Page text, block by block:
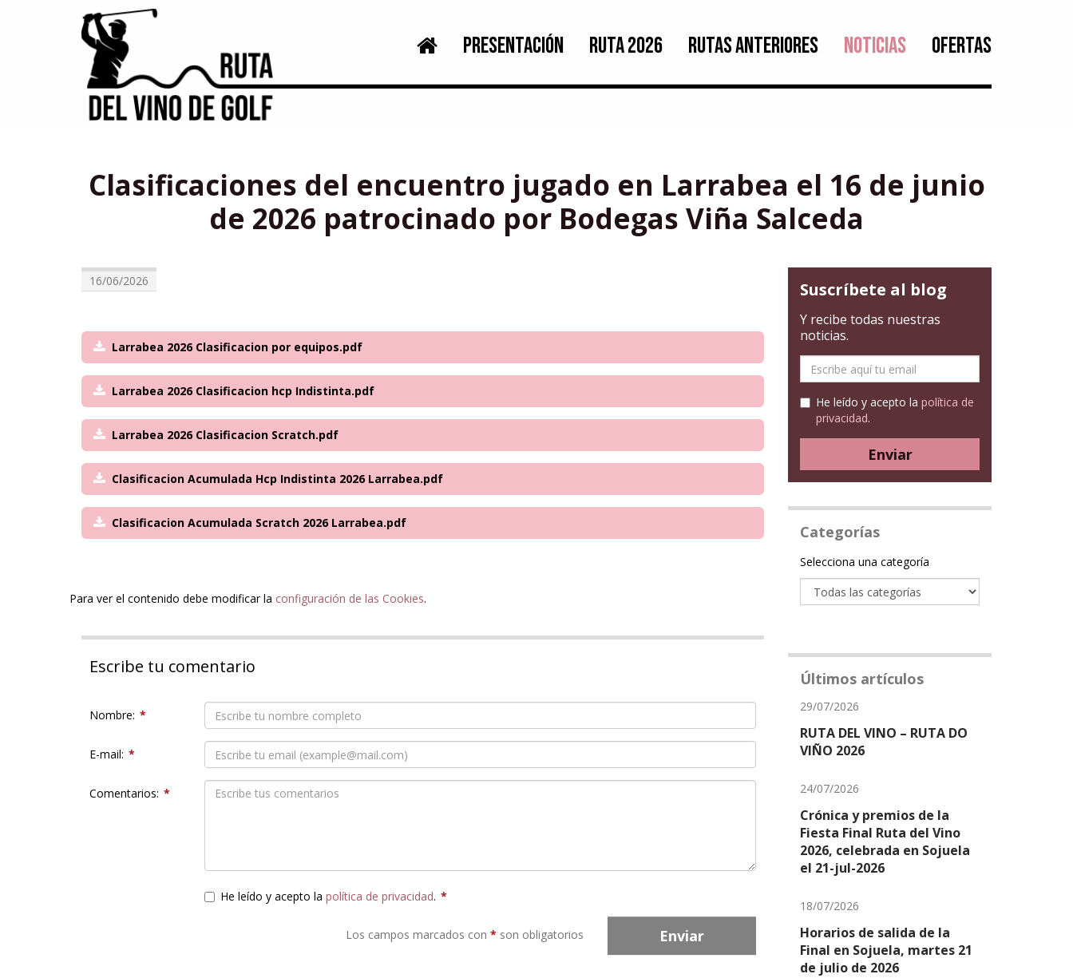
PRESENTACIÓN RUTA 2026 RUTAS ANTERIORES NOTICIAS OFERTAS
Clasificaciones del encuentro jugado en Larrabea el 16 de junio
de 2026 patrocinado por Bodegas Viña Salceda
16/06/2026
Larrabea 2026 Clasificacion por equipos.pdf
Larrabea 2026 Clasificacion hcp Indistinta.pdf
Larrabea 2026 Clasificacion Scratch.pdf
Clasificacion Acumulada Hcp Indistinta 2026 Larrabea.pdf
Clasificacion Acumulada Scratch 2026 Larrabea.pdf
Para ver el contenido debe modificar la configuración de las Cookies.
Escribe tu comentario
Nombre: *
E-mail: *
Comentarios: *
He leído y acepto lapolítica de privacidad. *
Los campos marcados con * son obligatorios Enviar
Suscríbete al blog
Y recibe todas nuestras
noticias.
mail
He leído y acepto la política de
privacidad.
Enviar
Categorías
Categoría
Selecciona una categoría
Últimos artículos
29/07/2026
RUTA DEL VINO – RUTA DO
VIÑO 2026
24/07/2026
Crónica y premios de la
Fiesta Final Ruta del Vino
2026, celebrada en Sojuela
el 21-jul-2026
18/07/2026
Horarios de salida de la
Final en Sojuela, martes 21
de julio de 2026